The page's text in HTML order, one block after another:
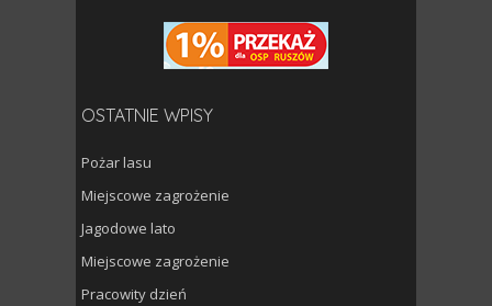
OSTATNIE WPISY
Pożar lasu
Miejscowe zagrożenie
Jagodowe lato
Miejscowe zagrożenie
Pracowity dzień